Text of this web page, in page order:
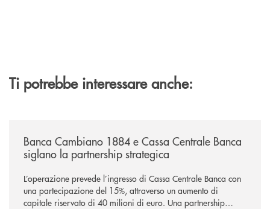
Ti potrebbe interessare anche:
Banca Cambiano 1884 e Cassa Centrale Banca
siglano la partnership strategica
L’operazione prevede l’ingresso di Cassa Centrale Banca con
una partecipazione del 15%, attraverso un aumento di
capitale riservato di 40 milioni di euro. Una partnership